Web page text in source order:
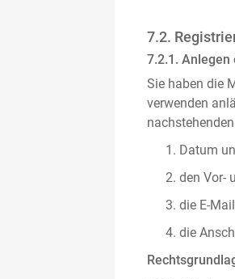
7.2.
7.2.1.
Sie haben die
verwenden
Datum
den Vor-
die E-
die